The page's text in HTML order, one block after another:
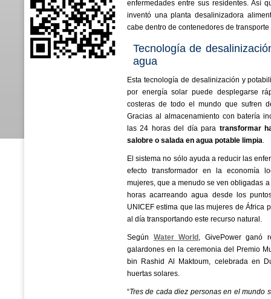
enfermedades entre sus residentes. Así
inventó una planta desalinizadora
cabe dentro de contenedores de transporte
Tecnología de
agua
Esta tecnología de desalinización y
por energía solar puede desplegarse
costeras de todo el mundo que sufren
Gracias al almacenamiento con batería
las 24 horas del día para transformar
salobre o salada en agua potable limpia.
El sistema no sólo ayuda a reducir las
efecto transformador en la economía
mujeres, que a menudo se ven obligadas
horas acarreando agua desde los
UNICEF estima que las mujeres de África
al día transportando este recurso natural.
Según Water World , GivePower ganó
galardones en la ceremonia del Premio
bin Rashid Al Maktoum, celebrada en
huertas solares.
“Tres de cada diez personas en el mundo